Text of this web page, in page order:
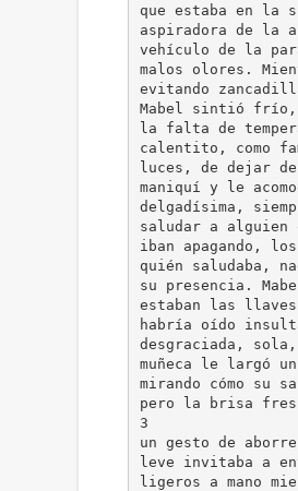
que estaba en la
aspiradora de la
vehículo de la
malos olores.
evitando
Mabel sintió
la falta de
calentito, como
luces, de dejar
maniquí y le
delgadísima,
saludar a alguien
iban apagando,
quién saludaba,
su presencia.
estaban las
habría oído
desgraciada,
muñeca le largó
mirando cómo su
pero la brisa
3
un gesto de
leve invitaba a
ligeros a mano